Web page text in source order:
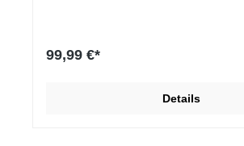
99,99 €*
Details